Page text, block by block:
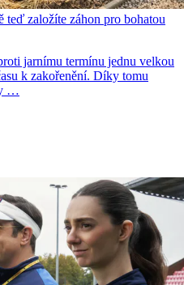
teď založíte záhon pro bohatou
jarnímu termínu jednu velkou
k zakořenění. Díky tomu
…